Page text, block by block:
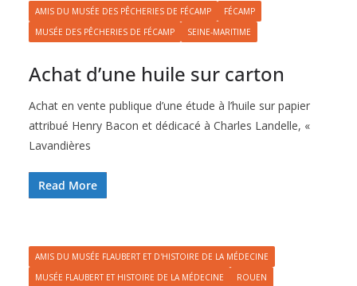
AMIS DU MUSÉE DES PÊCHERIES DE FÉCAMP
FÉCAMP
MUSÉE DES PÊCHERIES DE FÉCAMP
SEINE-MARITIME
Achat d’une huile sur carton
Achat en vente publique d’une étude à l’huile sur papier
attribué Henry Bacon et dédicacé à Charles Landelle, «
Lavandières
Read More
AMIS DU MUSÉE FLAUBERT ET D'HISTOIRE DE LA MÉDECINE
MUSÉE FLAUBERT ET HISTOIRE DE LA MÉDECINE
ROUEN